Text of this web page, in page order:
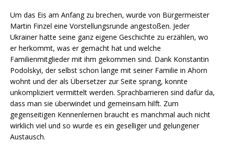
Um das Eis am Anfang zu brechen, wurde von Bürgermeister
Martin Finzel eine Vorstellungsrunde angestoßen. Jeder
Ukrainer hatte seine ganz eigene Geschichte zu erzählen, wo
er herkommt, was er gemacht hat und welche
Familienmitglieder mit ihm gekommen sind. Dank Konstantin
Podolskyi, der selbst schon lange mit seiner Familie in Ahorn
wohnt und der als Übersetzer zur Seite sprang, konnte
unkompliziert vermittelt werden. Sprachbarrieren sind dafür da,
dass man sie überwindet und gemeinsam hilft. Zum
gegenseitigen Kennenlernen braucht es manchmal auch nicht
wirklich viel und so wurde es ein geselliger und gelungener
Austausch.